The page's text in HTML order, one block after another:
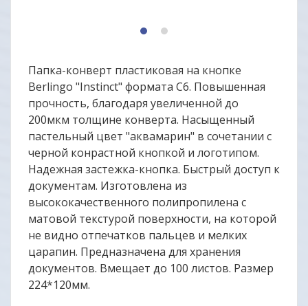
1 2
Папка-конверт пластиковая на кнопке
Berlingo "Instinct" формата C6. Повышенная
прочность, благодаря увеличенной до
200мкм толщине конверта. Насыщенный
пастельный цвет "аквамарин" в сочетании с
черной конрастной кнопкой и логотипом.
Надежная застежка-кнопка. Быстрый доступ к
документам. Изготовлена из
высококачественного полипропилена с
матовой текстурой поверхности, на которой
не видно отпечатков пальцев и мелких
царапин. Предназначена для хранения
документов. Вмещает до 100 листов. Размер
224*120мм.